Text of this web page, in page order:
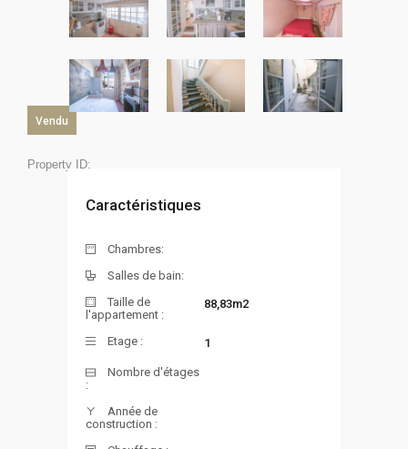
Vendu
Property ID:
Caractéristiques
Chambres:
Salles de bain:
Taille de
l'appartement :
88,83m2
Etage : 1
Nombre d'étages
:
Année de
construction :